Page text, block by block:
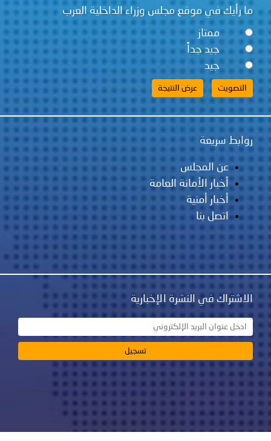
ما رأيك في موقع مجلس وزراء الداخلية العرب
ممتاز
جيد جداً
جيد
روابط سريعة
عن المجلس
أخبار الأمانة العامة
أخبار أمنية
اتصل بنا
الاشتراك في النشرة الإخبارية